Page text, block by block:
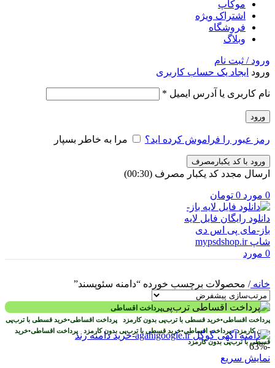
موکاپ
اشتراک ویژه
فروشگاه
وبلاگ
ورود / ثبت نام
ورود ایجاد یک حساب کاربری
نام کاربری یا آدرس ایمیل *
ورود
رمز عبور را فراموش کرده اید؟ مرا به خاطر بسپار
ورود با کد یکبارمصرف
ارسال مجدد کد یکبار مصرف (00:
30
)
0 مورد 0 تومان
0 مورد
خانه/ محصولات برچسب خورده “دامنه سئوپسند”
پرداخت اقساطی
پرداخت اقساطی•خرید قسطی با ترب‌پی بدون کارمزد پرداخت اقساطی•خرید قسطی با ترب‌پی
بدون کارمزدپرداخت اقساطی•خرید قسطی با ترب‌پی بدون کارمزد پرداخت اقساطی•خرید
قسطی با ترب‌پی بدون کارمزد
-63%
نمایش سریع